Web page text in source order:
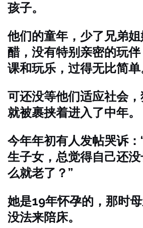
孩子。
他们的童年，少了兄弟
醋，没有特别亲密的玩
课和玩乐，过得无比简单
可还没等他们适应社会，
就被裹挟着进入了中年。
今年年初有人发帖哭诉
生子女，总觉得自己还
么就老了？”
她是19年怀孕的，那时
没法来陪床。